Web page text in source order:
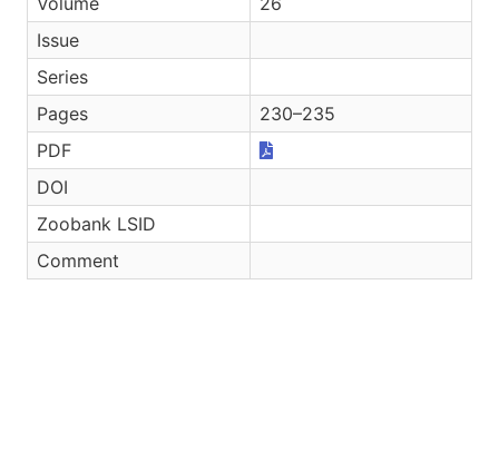
Issue
Series
Pages
230–235
PDF
DOI
Zoobank LSID
Comment